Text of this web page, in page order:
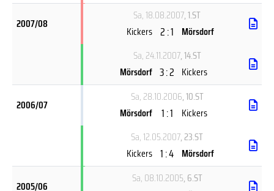
2007/08
Sa, 18.08.2007, 1.ST
Kickers 2 : 1 Mörsdorf
Sa, 24.11.2007, 14.ST
Mörsdorf 3 : 2 Kickers
2006/07
Sa, 28.10.2006, 10.ST
Mörsdorf 1 : 1
Kickers
Sa, 12.05.2007, 23.ST
Kickers 1 : 4 Mörsdorf
2005/06
Sa, 08.10.2005, 6.ST